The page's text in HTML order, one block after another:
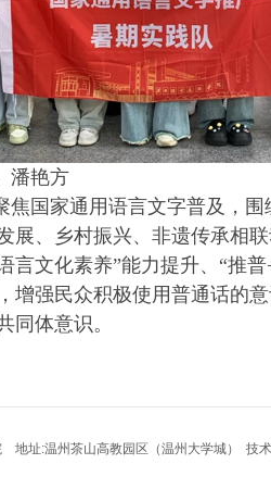
潘艳方
焦国家通用语言文字普及，
展、乡村振兴、非遗传承相
言文化素养”能力提升、“推普
增强民众积极使用普通话的
同体意识。
址:温州茶山高教园区（温州大学城） 技术